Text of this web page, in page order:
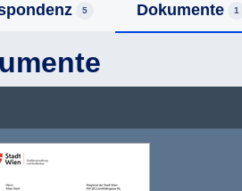
5 Dokumente 1